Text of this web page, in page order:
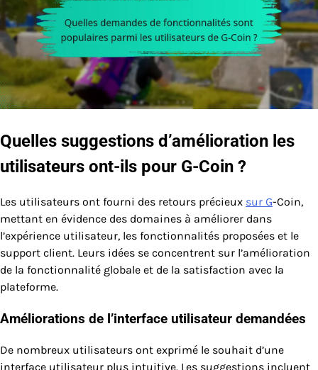
Quelles suggestions d’amélioration les
utilisateurs ont-ils pour G-Coin ?
Les utilisateurs ont fourni des retours précieux sur G-Coin,
mettant en évidence des domaines à améliorer dans
l’expérience utilisateur, les fonctionnalités proposées et le
support client. Leurs idées se concentrent sur l’amélioration
de la fonctionnalité globale et de la satisfaction avec la
plateforme.
Améliorations de l’interface utilisateur demandées
De nombreux utilisateurs ont exprimé le souhait d’une
interface utilisateur plus intuitive. Les suggestions incluent